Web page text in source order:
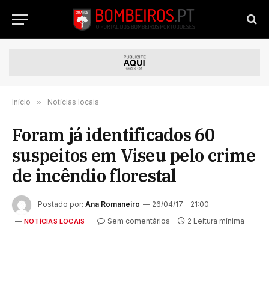
Início » Notícias locais
Foram já identificados 60
suspeitos em Viseu pelo crime
de incêndio florestal
Postado por: Ana Romaneiro 26/04/17 - 21:00
NOTÍCIAS LOCAIS Sem comentários 2 Leitura mínima